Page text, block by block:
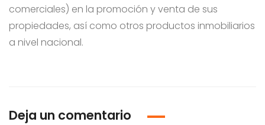
comerciales) en la promoción y venta de sus
propiedades, así como otros productos inmobiliarios
a nivel nacional.
Deja un comentario